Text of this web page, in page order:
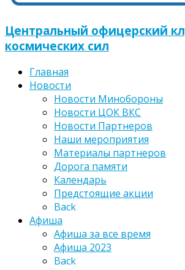
Центральный офицерский
космических сил
Главная
Новости
Новости Минобороны
Новости ЦОК ВКС
Новости Партнеров
Наши мероприятия
Материалы партнеров
Дорога памяти
Календарь
Предстоящие акции
Back
Афиша
Афиша за все время
Афиша 2023
Back